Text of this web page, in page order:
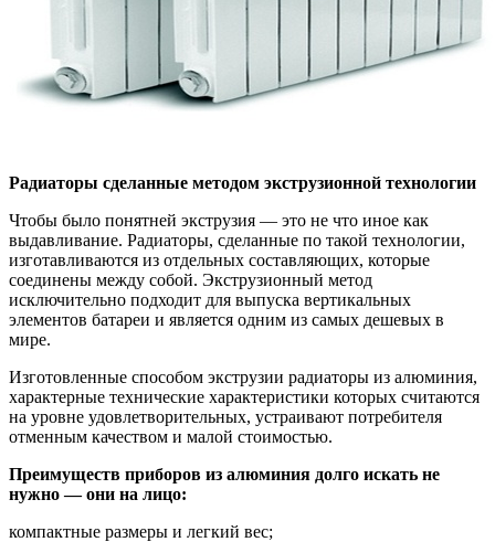
Радиаторы сделанные методом экструзионной технологии
Чтобы было понятней экструзия — это не что иное как
выдавливание. Радиаторы, сделанные по такой технологии,
изготавливаются из отдельных составляющих, которые
соединены между собой. Экструзионный метод
исключительно подходит для выпуска вертикальных
элементов батареи и является одним из самых дешевых в
мире.
Изготовленные способом экструзии радиаторы из алюминия,
характерные технические характеристики которых считаются
на уровне удовлетворительных, устраивают потребителя
отменным качеством и малой стоимостью.
Преимуществ приборов из алюминия долго искать не
нужно — они на лицо:
компактные размеры и легкий вес;